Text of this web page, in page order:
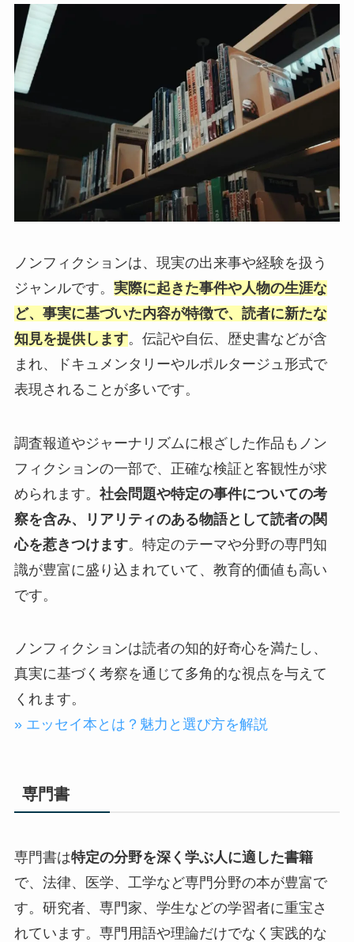
ノンフィクションは、現実の出来事や経験を扱う
ジャンルです。 実際に起きた事件や人物の生涯な
ど、事実に基づいた内容が特徴で、読者に新たな
知見を提供します。伝記や自伝、歴史書などが含
まれ、ドキュメンタリーやルポルタージュ形式で
表現されることが多いです。
調査報道やジャーナリズムに根ざした作品もノン
フィクションの一部で、正確な検証と客観性が求
められます。 社会問題や特定の事件についての考
察を含み、リアリティのある物語として読者の関
心を惹きつけます。特定のテーマや分野の専門知
識が豊富に盛り込まれていて、教育的価値も高い
です。
ノンフィクションは読者の知的好奇心を満たし、
真実に基づく考察を通じて多角的な視点を与えて
くれます。
» エッセイ本とは？魅力と選び方を解説
専門書
専門書は特定の分野を深く学ぶ人に適した書籍
で、法律、医学、工学など専門分野の本が豊富で
す。研究者、専門家、学生などの学習者に重宝さ
れています。専門用語や理論だけでなく実践的な